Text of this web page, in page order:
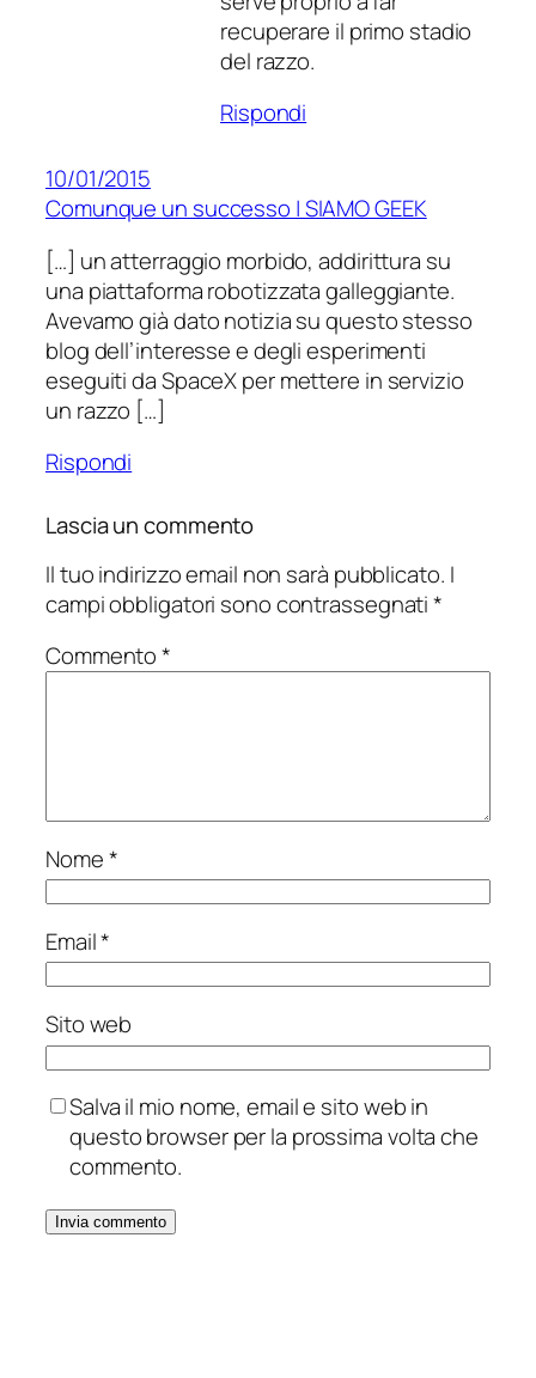
recuperare il primo stadio
del razzo.
Rispondi
10/01/2015
Comunque un successo | SIAMO GEEK
[…] un atterraggio morbido, addirittura su
una piattaforma robotizzata galleggiante.
Avevamo già dato notizia su questo stesso
blog dell’interesse e degli esperimenti
eseguiti da SpaceX per mettere in servizio
un razzo […]
Rispondi
Lascia un commento
Il tuo indirizzo email non sarà pubblicato. I
campi obbligatori sono contrassegnati*
Commento*
Nome*
Email*
Sito web
Salva il mio nome, email e sito web in
questo browser per la prossima volta che
commento.